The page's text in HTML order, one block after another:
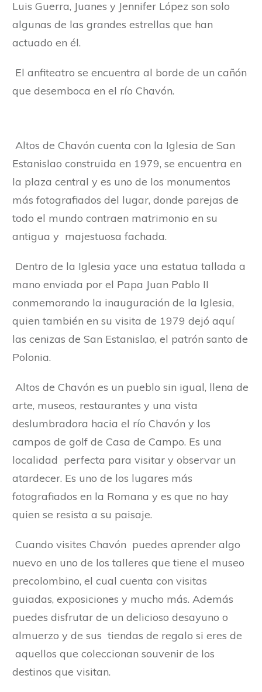
Luis Guerra, Juanes y Jennifer López son solo
algunas de las grandes estrellas que han
actuado en él.
El anfiteatro se encuentra al borde de un cañón
que desemboca en el río Chavón.
Altos de Chavón cuenta con la Iglesia de San
Estanislao construida en 1979, se encuentra en
la plaza central y es uno de los monumentos
más fotografiados del lugar, donde parejas de
todo el mundo contraen matrimonio en su
antigua y majestuosa fachada.
Dentro de la Iglesia yace una estatua tallada a
mano enviada por el Papa Juan Pablo II
conmemorando la inauguración de la Iglesia,
quien también en su visita de 1979 dejó aquí
las cenizas de San Estanislao, el patrón santo de
Polonia.
Altos de Chavón es un pueblo sin igual, llena de
arte, museos, restaurantes y una vista
deslumbradora hacia el río Chavón y los
campos de golf de Casa de Campo. Es una
localidad perfecta para visitar y observar un
atardecer. Es uno de los lugares más
fotografiados en la Romana y es que no hay
quien se resista a su paisaje.
Cuando visites Chavón puedes aprender algo
nuevo en uno de los talleres que tiene el museo
precolombino, el cual cuenta con visitas
guiadas, exposiciones y mucho más. Además
puedes disfrutar de un delicioso desayuno o
almuerzo y de sus tiendas de regalo si eres de
aquellos que coleccionan souvenir de los
destinos que visitan.